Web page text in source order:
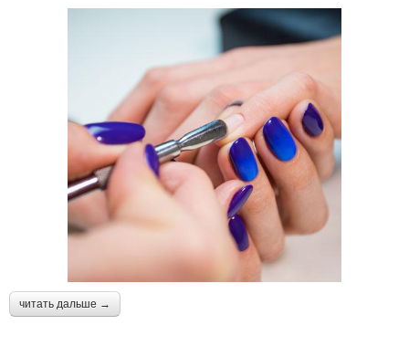
читать дальше →